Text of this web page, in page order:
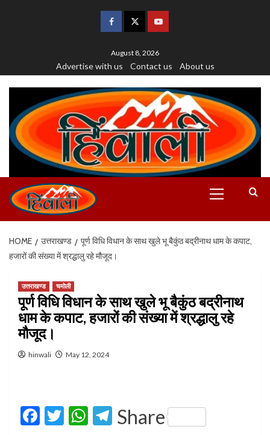
August 8, 2026
Advertise with us Contact us About us
HOME उत्तराखण्ड
पूर्ण विधि विधान के साथ खुले भू बैकुंठ बद्रीनाथ धाम के कपाट,
हजारों की संख्या में श्रद्धालु रहे मौजूद।
उत्तराखण्ड चमोली
पूर्ण विधि विधान के साथ खुले भू बैकुंठ बद्रीनाथ
धाम के कपाट, हजारों की संख्या में श्रद्धालु रहे
मौजूद।
hinwali May 12, 2024
Facebook
Twitter
WhatsApp
Telegram
Share